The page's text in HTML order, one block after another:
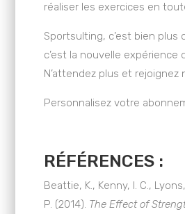
réaliser les exercices en
Sportsulting, c’est bien plus
c’est la nouvelle expérience
N’attendez plus et rejoignez
Personnalisez votre
RÉFÉRENCES :
Beattie, K., Kenny, I. C.,
P. (2014). The Effect of